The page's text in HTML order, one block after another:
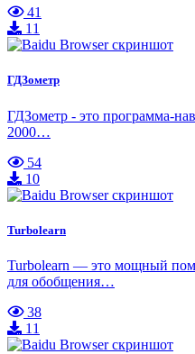
41
11
ГДЗометр
ГДЗометр - это программа-
2000…
54
10
Turbolearn
Turbolearn — это мощный
для обобщения…
38
11